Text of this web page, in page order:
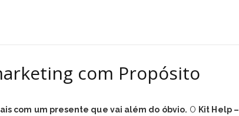
com Propósito
com um presente que vai além do óbvio. O Kit Help –